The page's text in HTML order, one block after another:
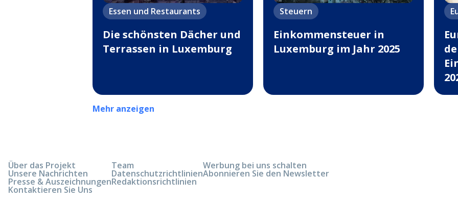
Essen und Restaurants
Die schönsten Dächer und
Terrassen in Luxemburg
Steuern
Einkommensteuer in
Luxemburg im Jahr 2025
Mehr anzeigen
Über das Projekt
Unsere Nachrichten
Presse & Auszeichnungen
Kontaktieren Sie Uns
Team
Datenschutzrichtlinien
Redaktionsrichtlinien
Werbung bei uns schalten
Abonnieren Sie den Newsletter